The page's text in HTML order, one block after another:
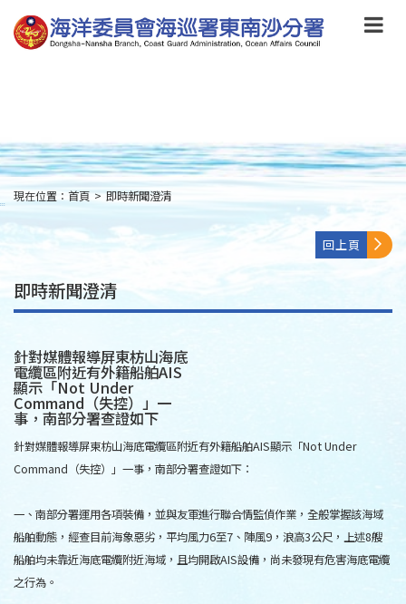
到
主
要
content
:::
現在位置： 首頁 > 即時新聞澄清
回上頁
即時新聞澄清
針對媒體報導屏東枋山海底
電纜區附近有外籍船舶AIS
顯示「Not Under
Command（失控）」一
事，南部分署查證如下
針對媒體報導屏東枋山海底電纜區附近有外籍船舶AIS顯示「Not Under
Command（失控）」一事，南部分署查證如下：
一、南部分署運用各項裝備，並與友軍進行聯合情監偵作業，全般掌握該海域
船舶動態，經查目前海象惡劣，平均風力6至7、陣風9，浪高3公尺，上述8艘
船舶均未靠近海底電纜附近海域，且均開啟AIS設備，尚未發現有危害海底電纜
之行為。